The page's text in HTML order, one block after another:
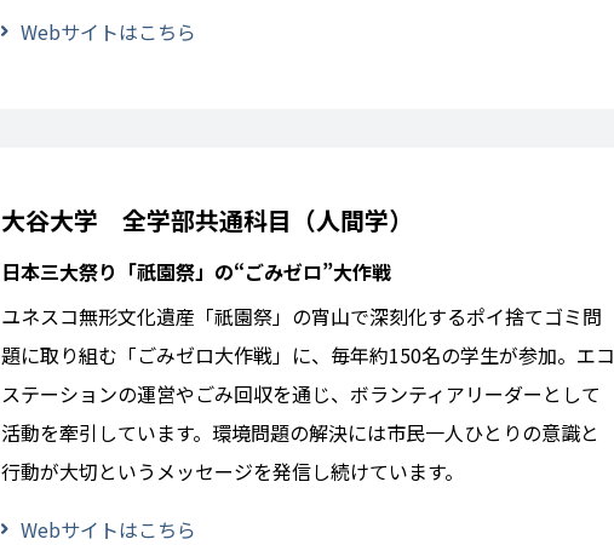
Webサイトはこちら
大谷大学 全学部共通科目（人間学）
日本三大祭り「祇園祭」の“ごみゼロ”大作戦
ユネスコ無形文化遺産「祇園祭」の宵山で深刻化するポイ捨てゴミ問
題に取り組む「ごみゼロ大作戦」に、毎年約150名の学生が参加。エコ
ステーションの運営やごみ回収を通じ、ボランティアリーダーとして
活動を牽引しています。環境問題の解決には市民一人ひとりの意識と
行動が大切というメッセージを発信し続けています。
Webサイトはこちら